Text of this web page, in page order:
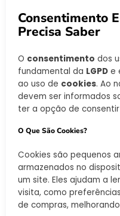
Consentimento
Precisa Saber
O consentimento dos
fundamental da LGPD e
ao uso de cookies. Ao
devem ser informados
ter a opção de
O Que São Cookies?
Cookies são pequenos
armazenados no
um site. Eles ajudam a
visita, como
de compras,